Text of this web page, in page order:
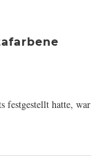
festgestellt hatte, war